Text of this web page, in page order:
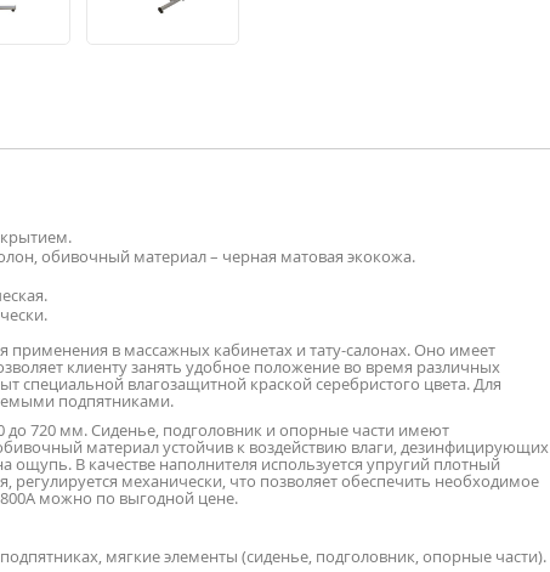
обивочный материал – черная матовая экокожа.
в массажных кабинетах и тату-салонах. Оно имеет
клиенту занять удобное положение во время различных
специальной влагозащитной краской серебристого цвета. Для
подпятниками.
720 мм. Сиденье, подголовник и опорные части имеют
материал устойчив к воздействию влаги, дезинфицирующих
ощупь. В качестве наполнителя используется упругий плотный
регулируется механически, что позволяет обеспечить необходимое
можно по выгодной цене.
мягкие элементы (сиденье, подголовник, опорные части).